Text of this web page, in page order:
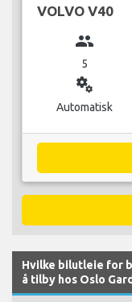
VOLVO V40
group
5
miscellaneous_services
Automatisk
Hvilke bilutleie for
å tilby hos Oslo